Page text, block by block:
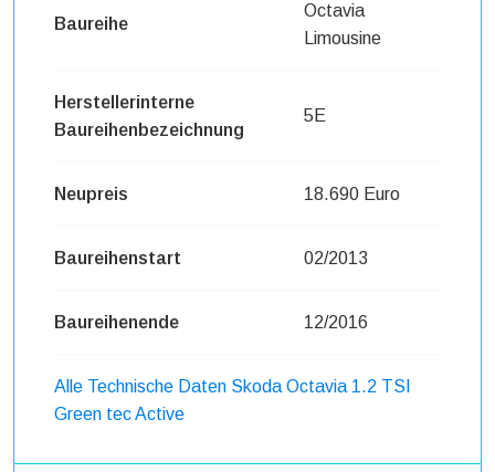
Baureihe
Octavia
Limousine
Herstellerinterne
Baureihenbezeichnung
5E
Neupreis 18.690 Euro
Baureihenstart 02/2013
Baureihenende 12/2016
Alle Technische Daten Skoda Octavia 1.2 TSI
Green tec Active